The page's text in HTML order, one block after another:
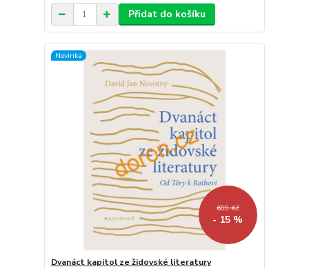
Přidat do košíku
Novinka
699 Kč
- 15 %
Dvanáct kapitol ze židovské literatury